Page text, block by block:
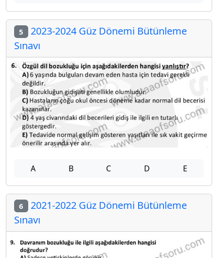
5 2023-2024 Güz Dönemi Bütünleme
Sınavı
A B C D E
6 2021-2022 Güz Dönemi Bütünleme
Sınavı